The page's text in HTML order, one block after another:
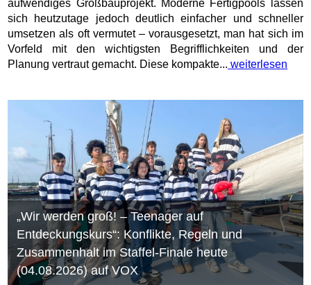
aufwendiges Großbauprojekt. Moderne Fertigpools lassen
sich heutzutage jedoch deutlich einfacher und schneller
umsetzen als oft vermutet – vorausgesetzt, man hat sich im
Vorfeld mit den wichtigsten Begrifflichkeiten und der
Planung vertraut gemacht. Diese kompakte... weiterlesen
„Wir werden groß! – Teenager auf
Entdeckungskurs“: Konflikte, Regeln und
Zusammenhalt im Staffel-Finale heute
(04.08.2026) auf VOX